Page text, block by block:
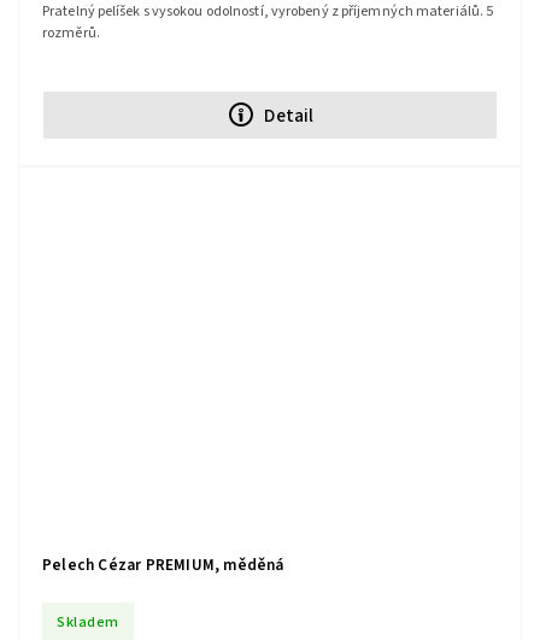
Detail
Pratelný pelíšek s vysokou odolností, vyrobený z příjemných materiálů. 5
rozměrů.
Pelech Cézar PREMIUM, měděná
Skladem